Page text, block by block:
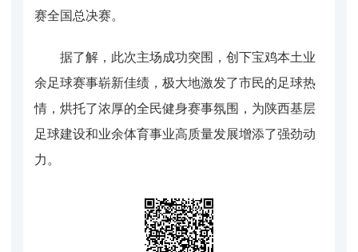
赛全国总决赛。
据了解，此次主场成功突围，创下宝鸡本土业
余足球赛事崭新佳绩，极大地激发了市民的足球热
情，烘托了浓厚的全民健身赛事氛围，为陕西基层
足球建设和业余体育事业高质量发展增添了强劲动
力。